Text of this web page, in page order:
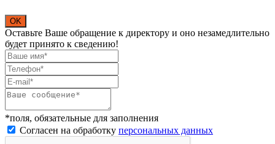
OK
Оставьте Ваше обращение к директору и оно незамедлительно
будет принято к сведению!
*поля, обязательные для заполнения
Согласен на обработку персональных данных